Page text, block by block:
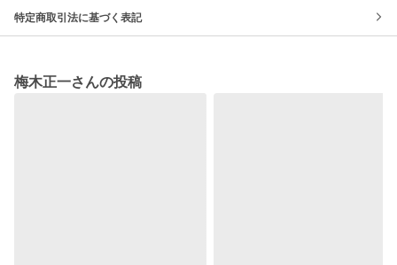
特定商取引法に基づく表記
梅木正一さんの投稿